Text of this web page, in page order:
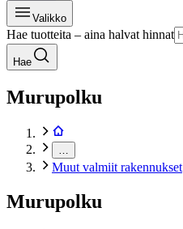
Valikko
Hae tuotteita – aina halvat hinnat
Hae
Murupolku
Muut valmiit rakennukset
Murupolku